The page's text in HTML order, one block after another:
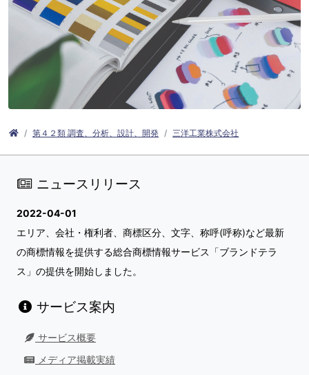
第４２類 調査、分析、設計、開発 三洋工業株式会社
ニュースリリース
2022-04-01
エリア、会社・権利者、商標区分、文字、称呼(呼称)など最新
の商標情報を提供する総合商標情報サービス「ブランドテラ
ス」の提供を開始しました。
サービス案内
サービス概要
メディア掲載実績